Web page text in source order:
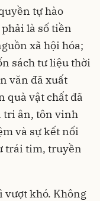
tự hào
là số tiền
xã hội hóa;
sách tư liệu thời
văn đã xuất
quà vật chất đã
tri ân, tôn vinh
và sự kết nối
trái tim, truyền
vượt khó. Không